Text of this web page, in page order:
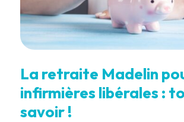
La retraite Madelin
infirmières libérales :
savoir !